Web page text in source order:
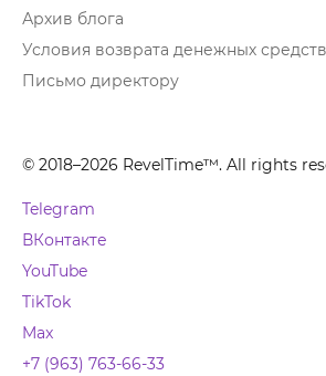
Архив блога
Условия возврата денежных средств
Письмо директору
© 2018–2026 RevelTime™. All rights
Telegram
ВКонтакте
YouTube
TikTok
Max
+7 (963) 763-66-33